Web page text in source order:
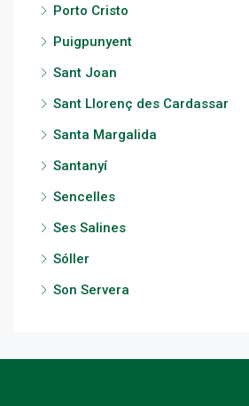
Porto Cristo
Puigpunyent
Sant Joan
Sant Llorenç des Cardassar
Santa Margalida
Santanyí
Sencelles
Ses Salines
Sóller
Son Servera